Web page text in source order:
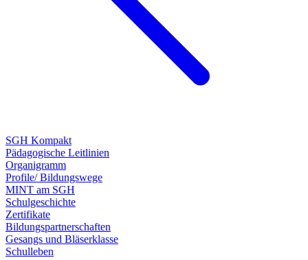
SGH Kompakt
Pädagogische Leitlinien
Organigramm
Profile/ Bildungswege
MINT am SGH
Schulgeschichte
Zertifikate
Bildungspartnerschaften
Gesangs und Bläserklasse
Schulleben